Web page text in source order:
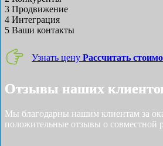
3 Продвижение
4 Интеграция
5 Ваши контакты
Узнать цену Рассчитать
Отзывы наших
Мы благодарны нашим клиентам за
положительные отзывы о совместной